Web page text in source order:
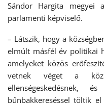
Sándor Hargita megyei
parlamenti képviselő.
– Látszik, hogy a
elmúlt másfél év politikai
amelyeket közös
vetnek véget a
ellenségeskedésnek,
bűnbakkereséssel töltik